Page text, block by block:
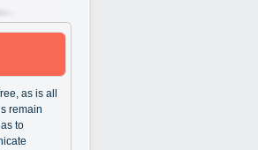
as is all
remain
to